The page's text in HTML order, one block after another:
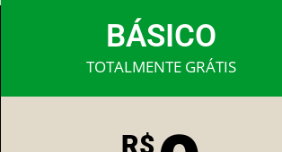
BÁSICO
TOTALMENTE GRÁTIS
R$